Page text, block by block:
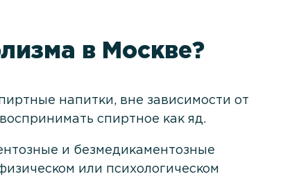
в Москве?
напитки, вне зависимости от
спиртное как яд.
и безмедикаментозные
или психологическом